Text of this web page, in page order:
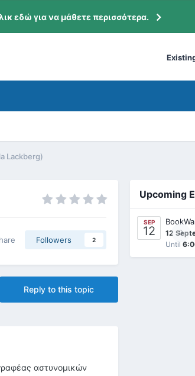
εδώ για να μάθετε περισσότερα.
Lackberg)
Followers 2
Reply to this topic
αστυνομικών
Upcoming
SEP
12 0
12
Until